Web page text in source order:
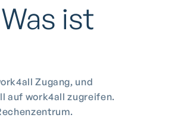
ist
Zugang, und
auf work4all zugreifen.